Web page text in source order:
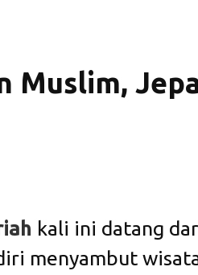
Muslim,
kali ini datang
menyambut